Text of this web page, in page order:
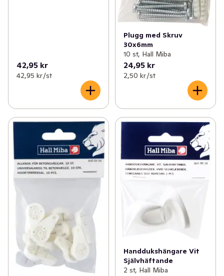
42,95 kr
42,95 kr /st
Plugg med Skruv
30x6mm
10 st, Hall Miba
24,95 kr
2,50 kr /st
Handdukshängare Vit
Självhäftande
2 st, Hall Miba